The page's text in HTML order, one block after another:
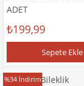
ADET
₺199,99
Sepete Ekle
Doğaltaş Bileklik
%34 İndirim